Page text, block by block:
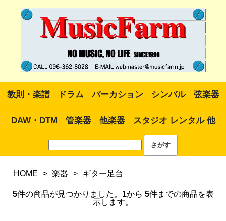
教則・楽譜 ドラム パーカション シンバル 弦楽器
DAW・DTM 管楽器 他楽器 スタジオ レンタル 他
HOME > 楽器 > ギター足台
5件の商品が見つかりました。 1から 5件までの商品を表
示します。